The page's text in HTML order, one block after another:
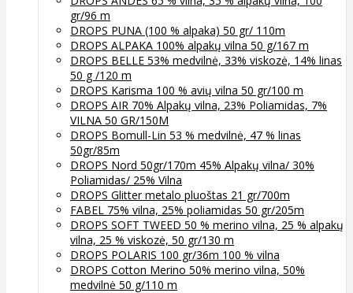
gr/96 m
DROPS PUNA (100 % alpaka) 50 gr/ 110m
DROPS ALPAKA 100% alpakų vilna 50 g/167 m
DROPS BELLE 53% medvilnė, 33% viskozė, 14% linas
50 g /120 m
DROPS Karisma 100 % avių vilna 50 gr/100 m
DROPS AIR 70% Alpakų vilna, 23% Poliamidas, 7%
VILNA 50 GR/150M
DROPS Bomull-Lin 53 % medvilnė, 47 % linas
50gr/85m
DROPS Nord 50gr/170m 45% Alpakų vilna/ 30%
Poliamidas/ 25% Vilna
DROPS Glitter metalo pluoštas 21 gr/700m
FABEL 75% vilna, 25% poliamidas 50 gr/205m
DROPS SOFT TWEED 50 % merino vilna, 25 % alpakų
vilna, 25 % viskozė, 50 gr/130 m
DROPS POLARIS 100 gr/36m 100 % vilna
DROPS Cotton Merino 50% merino vilna, 50%
medvilnė 50 g/110 m